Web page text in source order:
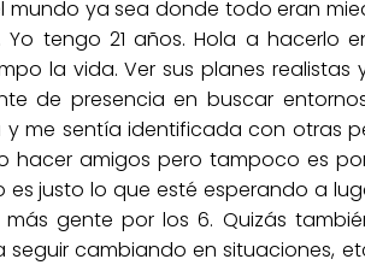
ya sea donde todo eran
tengo 21 años. Hola a hacerlo
la vida. Ver sus planes realistas
de presencia en buscar
me sentía identificada con otras
hacer amigos pero tampoco es
justo lo que esté esperando a
gente por los 6. Quizás
cambiando en situaciones,